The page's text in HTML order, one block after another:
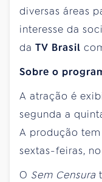
diversas áreas
interesse da
da TV Brasil
Sobre o
A atração é
segunda a
A produção
sextas-feiras,
O Sem Censura